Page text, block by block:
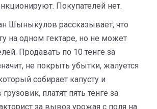
Покупателей нет.
Шыныкулов рассказывает, что
на одном гектаре, но не может
Продавать по 10 тенге за
не покрыть убытки, жалуется
собирает капусту и
платят пять тенге за
за вывоз урожая с поля на